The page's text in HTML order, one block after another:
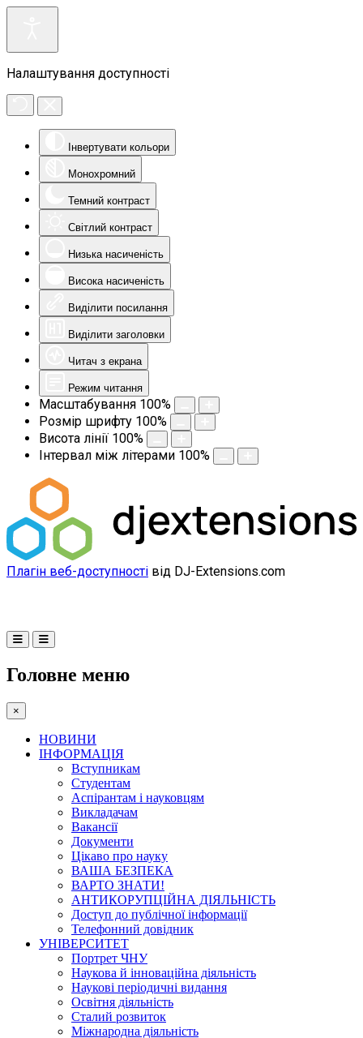
Налаштування доступності
Інвертувати кольори
Монохромний
Темний контраст
Світлий контраст
Низька насиченість
Висока насиченість
Виділити посилання
Виділити заголовки
Читач з екрана
Режим читання
Масштабування 100%
Розмір шрифту 100%
Висота лінії 100%
Інтервал між літерами 100%
Плагін веб-доступності від DJ-Extensions.com
Головне меню
×
НОВИНИ
ІНФОРМАЦІЯ
Вступникам
Студентам
Аспірантам і науковцям
Викладачам
Вакансії
Документи
Цікаво про науку
ВАША БЕЗПЕКА
ВАРТО ЗНАТИ!
АНТИКОРУПЦІЙНА ДІЯЛЬНІСТЬ
Доступ до публічної інформації
Телефонний довідник
УНІВЕРСИТЕТ
Портрет ЧНУ
Наукова й інноваційна діяльність
Наукові періодичні видання
Освітня діяльність
Сталий розвиток
Міжнародна діяльність